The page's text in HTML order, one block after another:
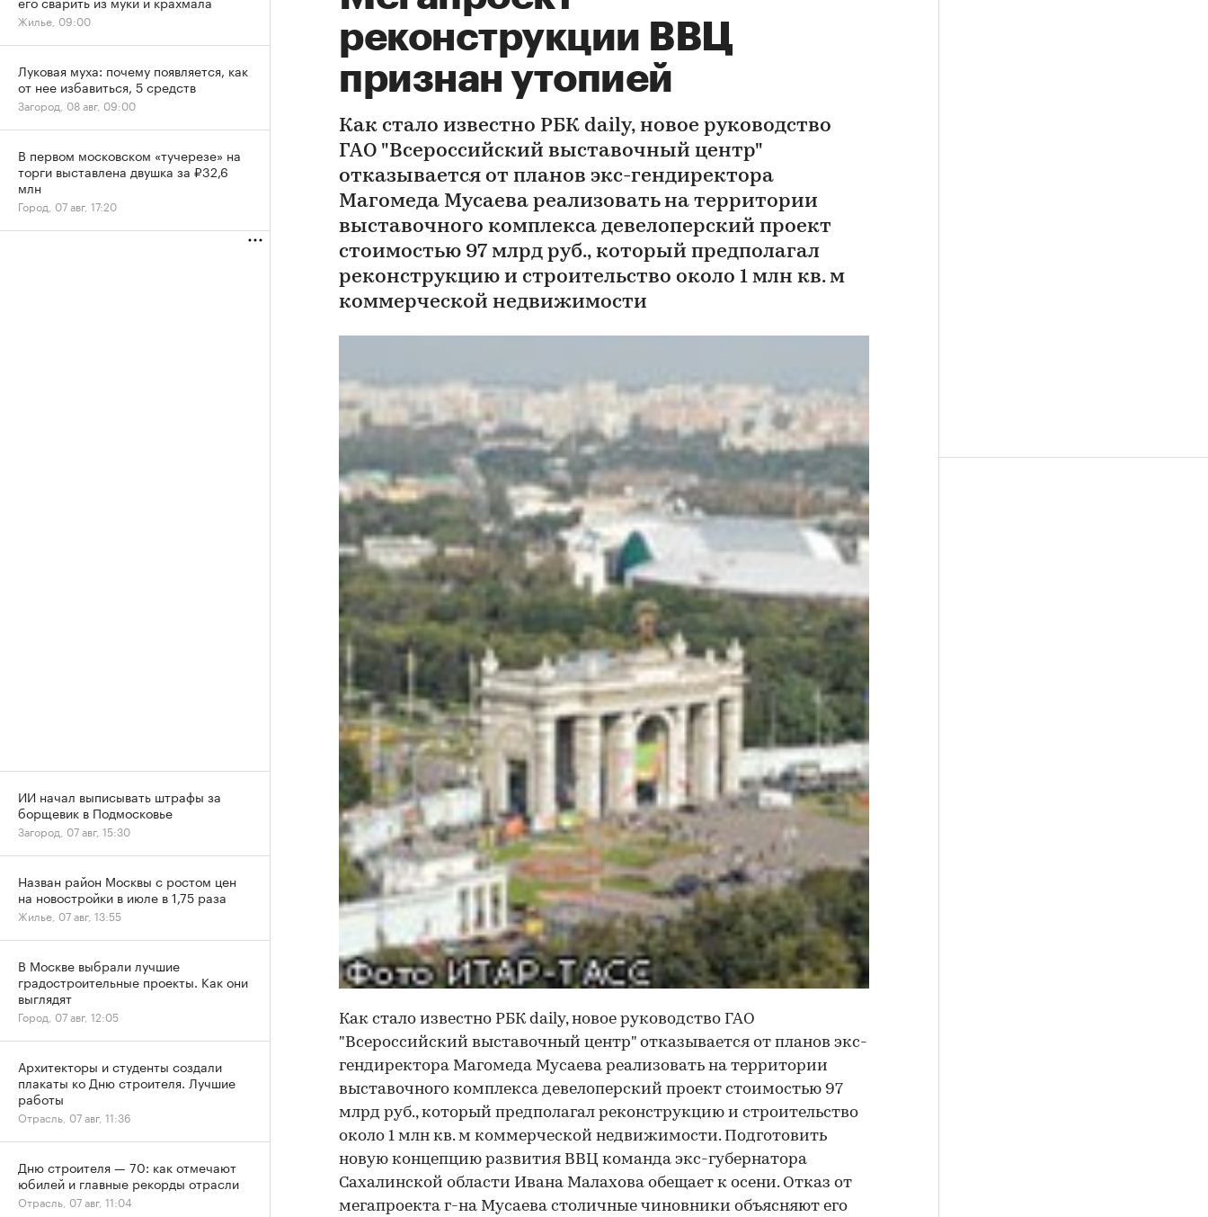
реконструкции ВВЦ
признан утопией
Как стало известно РБК daily, новое руководство
ГАО "Всероссийский выставочный центр"
отказывается от планов экс-гендиректора
Магомеда Мусаева реализовать на территории
выставочного комплекса девелоперский проект
стоимостью 97 млрд руб., который предполагал
реконструкцию и строительство около 1 млн кв. м
коммерческой недвижимости
Как стало известно РБК daily, новое руководство ГАО
"Всероссийский выставочный центр" отказывается от планов экс-
гендиректора Магомеда Мусаева реализовать на территории
выставочного комплекса девелоперский проект стоимостью 97
млрд руб., который предполагал реконструкцию и строительство
около 1 млн кв. м коммерческой недвижимости. Подготовить
новую концепцию развития ВВЦ команда экс-губернатора
Сахалинской области Ивана Малахова обещает к осени. Отказ от
мегапроекта г-на Мусаева столичные чиновники объясняют его
Жилье, 09:00
Луковая муха: почему появляется, как
от нее избавиться, 5 средств
Загород, 08 авг, 09:00
В первом московском «тучерезе» на
торги выставлена двушка за ₽32,6
млн
Город, 07 авг, 17:20
ИИ начал выписывать штрафы за
борщевик в Подмосковье
Загород, 07 авг, 15:30
Назван район Москвы с ростом цен
на новостройки в июле в 1,75 раза
Жилье, 07 авг, 13:55
В Москве выбрали лучшие
градостроительные проекты. Как они
выглядят
Город, 07 авг, 12:05
Архитекторы и студенты создали
плакаты ко Дню строителя. Лучшие
работы
Отрасль, 07 авг, 11:36
Дню строителя — 70: как отмечают
юбилей и главные рекорды отрасли
Отрасль, 07 авг, 11:04